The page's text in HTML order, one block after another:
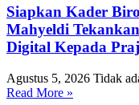
Siapkan Kader
Mahyeldi
Digital Kepada
Agustus 5, 2026 Tidak
Read More »